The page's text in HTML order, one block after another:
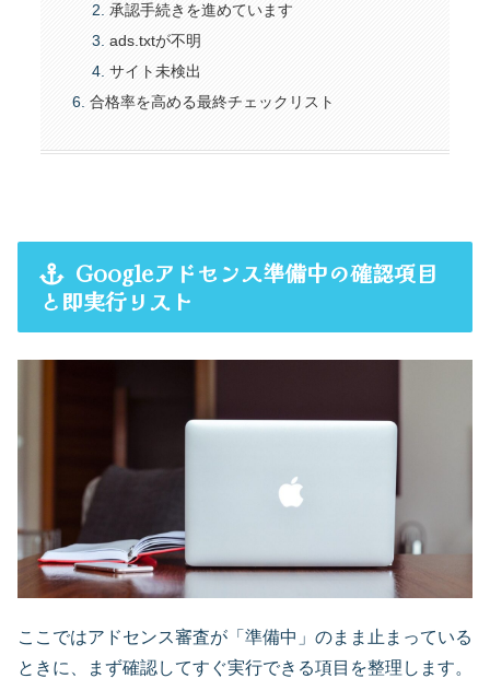
承認手続きを進めています
ads.txtが不明
サイト未検出
合格率を高める最終チェックリスト
Googleアドセンス準備中の確認項目
と即実行リスト
ここではアドセンス審査が「準備中」のまま止まっている
ときに、まず確認してすぐ実行できる項目を整理します。